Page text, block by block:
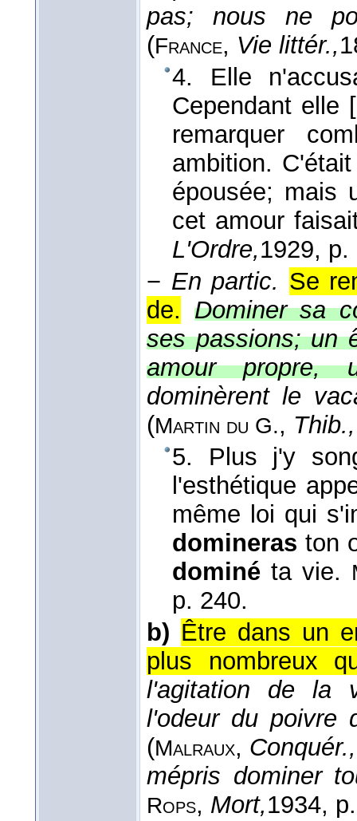
pas; nous ne
(France, Vie littér.,
4. Elle
Cependant elle
remarquer
ambition.
épousée; mais
cet amour
L'Ordre,1929, p.
− En partic. Se
de. Dominer sa
ses passions; un
amour propre,
dominèrent le
(Martin du G., Thib.,
5. Plus j'y
l'esthétique
même loi qui
domineras ton
dominé ta vie.
p. 240.
b) Être dans un
plus nombreux
l'agitation de la
l'odeur du poivre
(Malraux, Conquér.,
mépris dominer
Rops, Mort,1934,